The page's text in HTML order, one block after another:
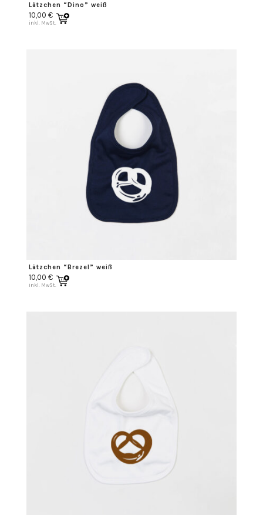
Lätzchen “Dino” weiß
10,00 €
inkl. MwSt.
Lätzchen “Brezel” weiß
10,00 €
inkl. MwSt.